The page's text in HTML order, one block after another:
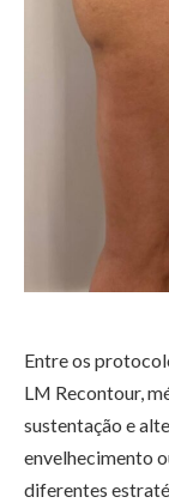
Entre os
LM Recontour,
sustentação e
envelhecimento
diferentes